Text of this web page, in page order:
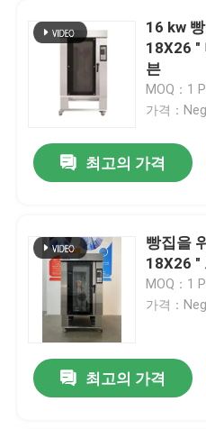
16 kw
18X26 "
븐
MOQ：1
가격：
최고의 가격
빵집을
18X26 "
MOQ：1
가격：
최고의 가격